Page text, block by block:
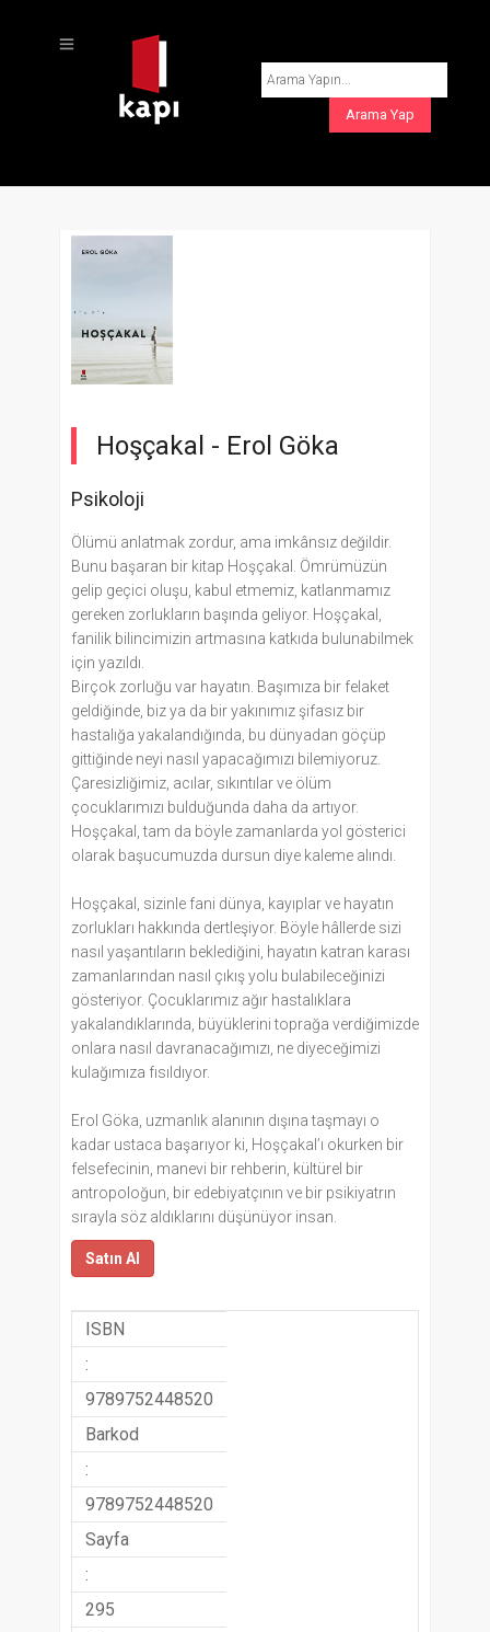
Hoşçakal - Erol Göka
Psikoloji
Ölümü anlatmak zordur, ama imkânsız değildir.
Bunu başaran bir kitap Hoşçakal. Ömrümüzün
gelip geçici oluşu, kabul etmemiz, katlanmamız
gereken zorlukların başında geliyor. Hoşçakal,
fanilik bilincimizin artmasına katkıda bulunabilmek
için yazıldı.
Birçok zorluğu var hayatın. Başımıza bir felaket
geldiğinde, biz ya da bir yakınımız şifasız bir
hastalığa yakalandığında, bu dünyadan göçüp
gittiğinde neyi nasıl yapacağımızı bilemiyoruz.
Çaresizliğimiz, acılar, sıkıntılar ve ölüm
çocuklarımızı bulduğunda daha da artıyor.
Hoşçakal, tam da böyle zamanlarda yol gösterici
olarak başucumuzda dursun diye kaleme alındı.
Hoşçakal, sizinle fani dünya, kayıplar ve hayatın
zorlukları hakkında dertleşiyor. Böyle hâllerde sizi
nasıl yaşantıların beklediğini, hayatın katran karası
zamanlarından nasıl çıkış yolu bulabileceğinizi
gösteriyor. Çocuklarımız ağır hastalıklara
yakalandıklarında, büyüklerini toprağa verdiğimizde
onlara nasıl davranacağımızı, ne diyeceğimizi
kulağımıza fısıldıyor.
Erol Göka, uzmanlık alanının dışına taşmayı o
kadar ustaca başarıyor ki, Hoşçakal’ı okurken bir
felsefecinin, manevi bir rehberin, kültürel bir
antropoloğun, bir edebiyatçının ve bir psikiyatrın
sırayla söz aldıklarını düşünüyor insan.
Satın Al
ISBN
:
9789752448520
Barkod
:
9789752448520
Sayfa
:
295